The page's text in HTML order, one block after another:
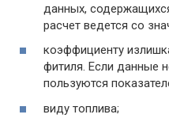
данных,
расчет ведется со
коэффициенту
фитиля. Если данные
пользуются
виду топлива;